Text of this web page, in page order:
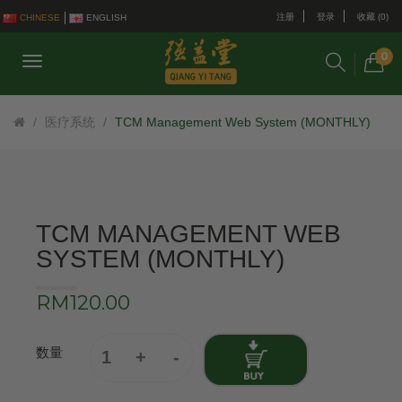
CHINESE ENGLISH 注册 登录 收藏 (0)
0
医疗系统 TCM Management Web System (MONTHLY)
TCM MANAGEMENT WEB
SYSTEM (MONTHLY)
RM120.00
数量